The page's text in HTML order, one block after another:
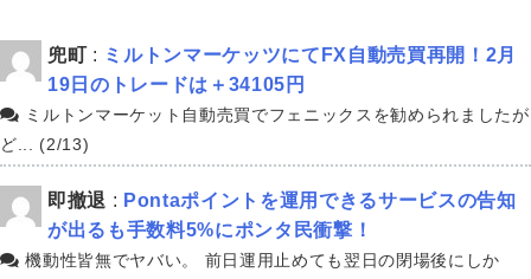
兜町 : ミルトンマーケッツにてFX自動売買再開！2月
19日のトレードは＋34105円
ミルトンマーケット自動売買でフェニックスを勧められましたが
ど... (2/13)
即撤退 : Pontaポイントを運用できるサービスの告知
が出るも手数料5%にポンタ民衝撃！
機動性皆無でヤバい。 前日運用止めても翌日の閉場後にしか